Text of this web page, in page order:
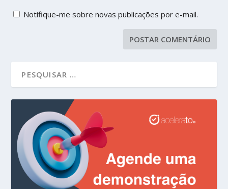
Notifique-me sobre novas publicações por e-mail.